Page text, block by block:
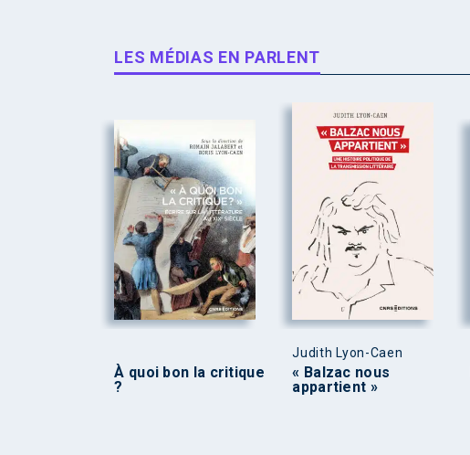
LES MÉDIAS EN PARLENT
À quoi bon la critique
?
Judith Lyon-Caen
« Balzac nous
appartient »